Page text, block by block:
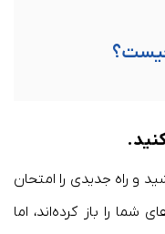
.
و راه جدیدی را امتحان
شما را باز کرده‌اند، اما